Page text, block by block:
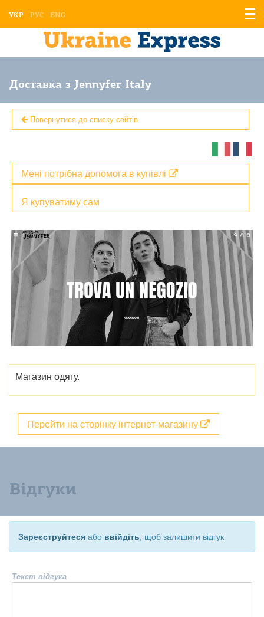
УКР РУС ENG
Доставка з Jennyfer Italy
Повернутися до списку сайтів
Я купуватиму сам
Мені потрібна допомога в купівлі
Магазин одягу.
Перейти на сторінку інтернет-магазину
Відгуки
Зареєструйтеся або ввійдіть , щоб залишити відгук
Текст відгука